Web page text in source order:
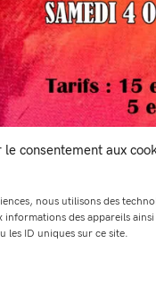
le consentement aux
nous utilisons des
informations des appareils
les ID uniques sur ce site.